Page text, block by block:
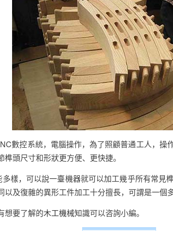
數控系統，電腦操作，為了照顧普通工人，
頭尺寸和形狀更方便、更快捷。
樣，可以說一臺機器就可以加工幾乎所有常
及復雜的異形工件加工十分擅長，可謂是一個
想要了解的木工機械知識可以咨詢小編。